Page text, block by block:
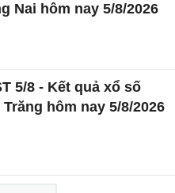
Nai hôm nay 5/8/2026
5/8 - Kết quả xổ số
Trăng hôm nay 5/8/2026